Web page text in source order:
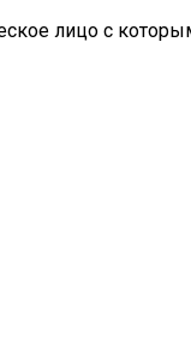
лицо с